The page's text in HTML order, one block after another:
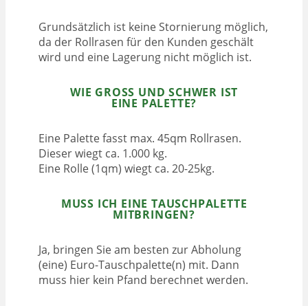
Grundsätzlich ist keine Stornierung möglich,
da der Rollrasen für den Kunden geschält
wird und eine Lagerung nicht möglich ist.
WIE GROSS UND SCHWER IST E
INE PALETTE?
Eine Palette fasst max. 45qm Rollrasen.
Dieser wiegt ca. 1.000 kg.
Eine Rolle (1qm) wiegt ca. 20-25kg.
MUSS ICH EINE TAUSCHPALETTE
MITBRINGEN?
Ja, bringen Sie am besten zur Abholung
(eine) Euro-Tauschpalette(n) mit. Dann
muss hier kein Pfand berechnet werden.